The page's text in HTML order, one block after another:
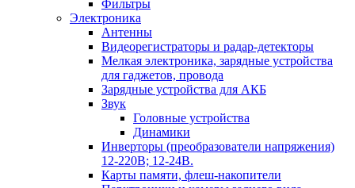
Фильтры
Электроника
Антенны
Видеорегистраторы и радар-детекторы
Мелкая электроника, зарядные устройства
для гаджетов, провода
Зарядные устройства для АКБ
Звук
Головные устройства
Динамики
Инверторы (преобразователи напряжения)
12-220В; 12-24В.
Карты памяти, флеш-накопители